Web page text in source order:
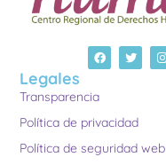
Legales
Transparencia
Política de privacidad
Política de seguridad web